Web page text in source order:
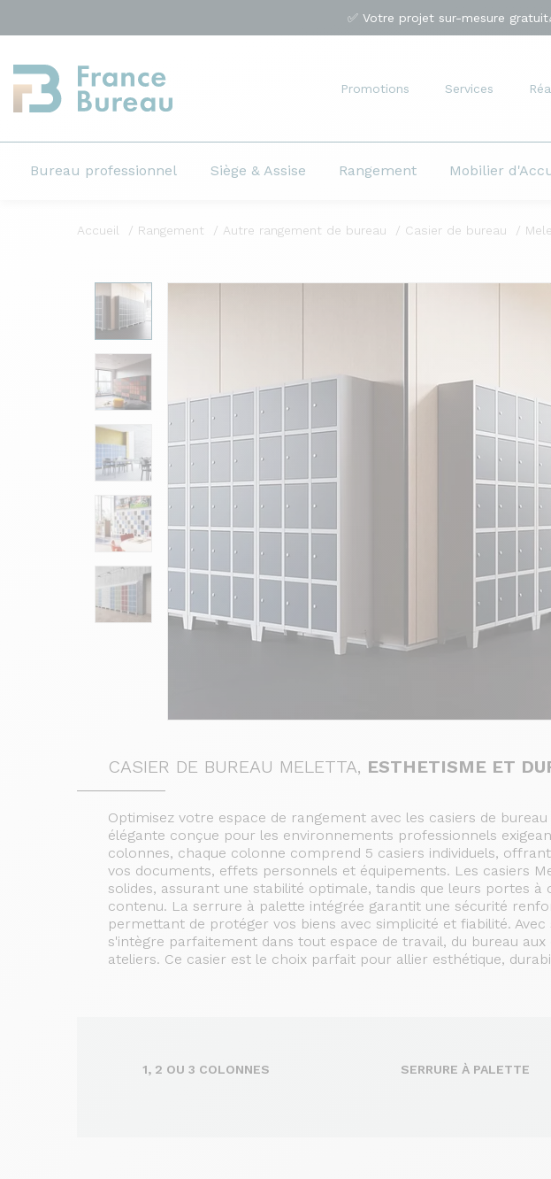
✅ Votre projet sur-mesure gratuit
Promotions Services
Bureau professionnel Siège & Assise Rangement Mobilier
Accueil Rangement Autre rangement de bureau Casier de bureau
CASIER DE BUREAU MELETTA, ESTHETISME ET
Optimisez votre espace de rangement avec les casiers de
élégante conçue pour les environnements professionnels
colonnes, chaque colonne comprend 5 casiers individuels,
vos documents, effets personnels et équipements. Les casiers
solides, assurant une stabilité optimale, tandis que leurs portes à
contenu. La serrure à palette intégrée garantit une sécurité
permettant de protéger vos biens avec simplicité et fiabilité.
s'intègre parfaitement dans tout espace de travail, du bureau
ateliers. Ce casier est le choix parfait pour allier esthétique,
1, 2 OU 3 COLONNES SERRURE À PALETTE